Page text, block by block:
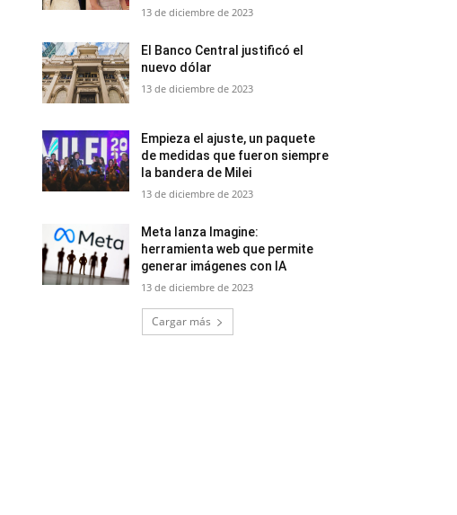
13 de diciembre de 2023
El Banco Central justificó el
nuevo dólar
13 de diciembre de 2023
Empieza el ajuste, un paquete
de medidas que fueron siempre
la bandera de Milei
13 de diciembre de 2023
Meta lanza Imagine:
herramienta web que permite
generar imágenes con IA
13 de diciembre de 2023
Cargar más